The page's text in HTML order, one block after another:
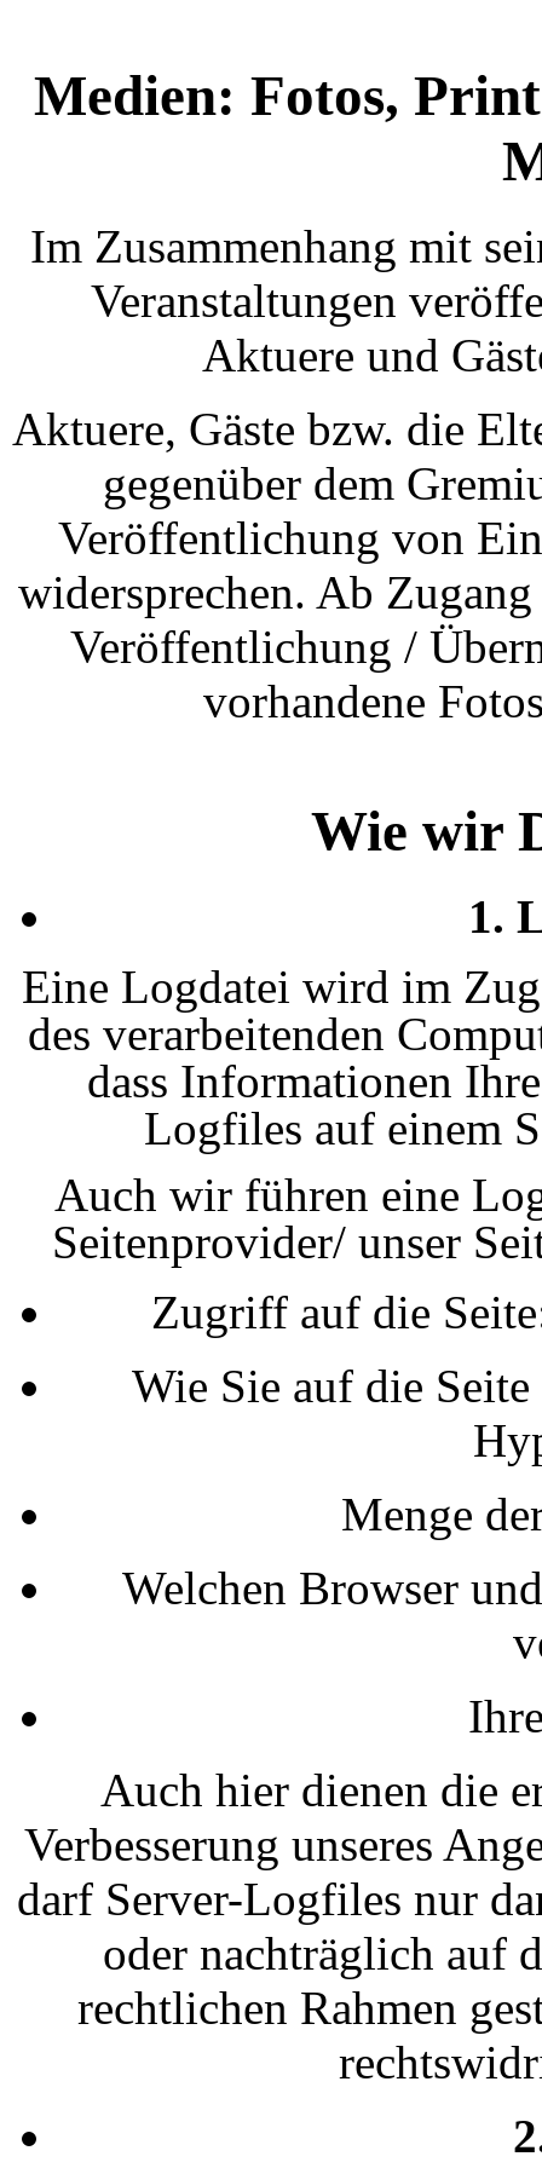
Medien: Fotos,
Im Zusammenhang mit
Veranstaltungen
Aktuere und
Aktuere, Gäste bzw. die
gegenüber dem
Veröffentlichung von
widersprechen. Ab
Veröffentlichung /
vorhandene
Wie wir
1.
Eine Logdatei wird im
des verarbeitenden
dass Informationen
Logfiles auf einem
Auch wir führen eine
Seitenprovider/ unser
Zugriff auf die
Wie Sie auf die
Menge
Welchen Browser
Auch hier dienen die
Verbesserung unseres
darf Server-Logfiles nur
oder nachträglich auf
rechtlichen Rahmen